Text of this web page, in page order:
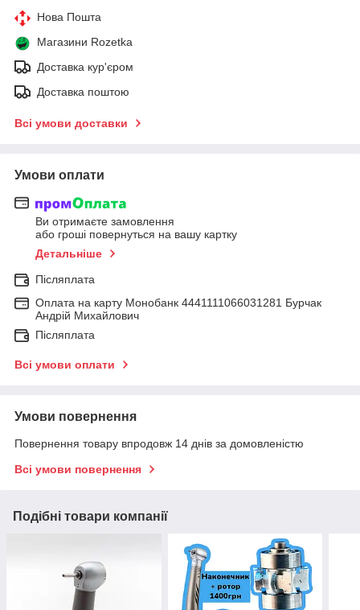
Нова Пошта
Магазини Rozetka
Доставка кур'єром
Доставка поштою
Всі умови доставки
Умови оплати
Ви отримаєте замовлення
або гроші повернуться на вашу картку
Детальніше
Післяплата
Оплата на карту Монобанк 4441111066031281 Бурчак
Андрій Михайлович
Післяплата
Всі умови оплати
Умови повернення
Повернення товару впродовж 14 днів за домовленістю
Всі умови повернення
Подібні товари компанії